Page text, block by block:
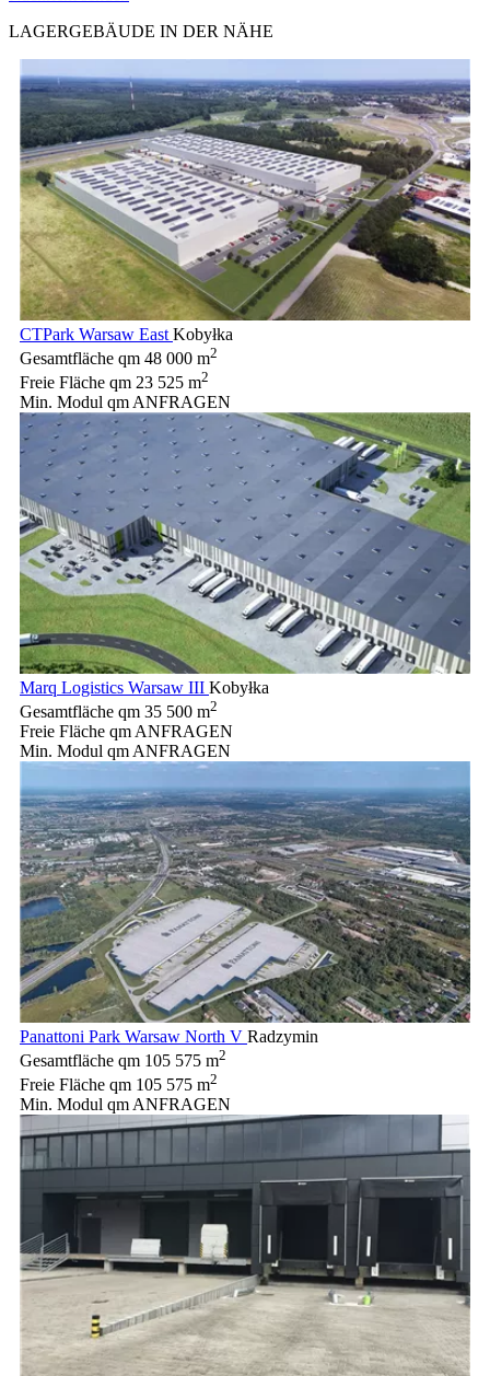
LAGERGEBÄUDE IN DER NÄHE
CTPark Warsaw East Kobyłka
Gesamtfläche qm 48 000 m2
Freie Fläche qm 23 525 m2
Min. Modul qm ANFRAGEN
Marq Logistics Warsaw III Kobyłka
Gesamtfläche qm 35 500 m2
Freie Fläche qm ANFRAGEN
Min. Modul qm ANFRAGEN
Panattoni Park Warsaw North V Radzymin
Gesamtfläche qm 105 575 m2
Freie Fläche qm 105 575 m2
Min. Modul qm ANFRAGEN